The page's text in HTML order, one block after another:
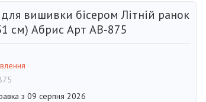
вишивки бісером Літній ранок
см) Абрис Арт AB-875
з 09 серпня 2026